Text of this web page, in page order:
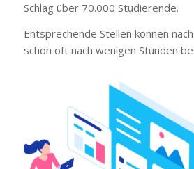
Schlag über 70.000 Studierende.
Entsprechende Stellen können
schon oft nach wenigen Stunden